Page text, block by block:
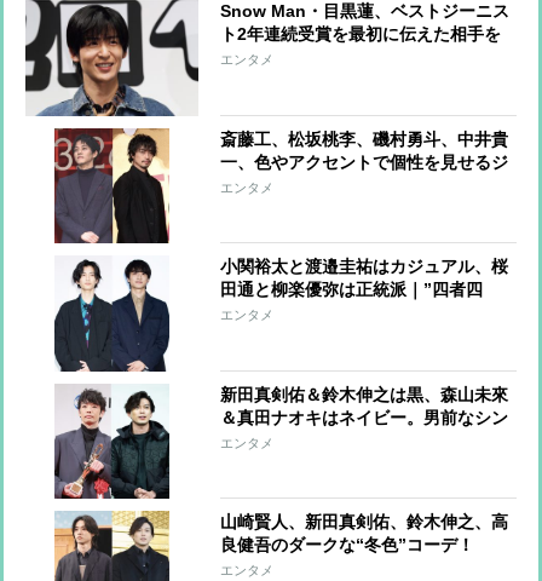
Snow Man・目黒蓮、ベストジーニス
ト2年連続受賞を最初に伝えた相手を
告白「喜んでくれていました」
エンタメ
斎藤工、松坂桃李、磯村勇斗、中井貴
一、色やアクセントで個性を見せるジ
ャケットコーデ
エンタメ
小関裕太と渡邉圭祐はカジュアル、桜
田通と柳楽優弥は正統派｜”四者四
様”のジャケットスタイル
エンタメ
新田真剣佑＆鈴木伸之は黒、森山未來
＆真田ナオキはネイビー。男前なシン
プルカラーコーデ
エンタメ
山崎賢人、新田真剣佑、鈴木伸之、高
良健吾のダークな“冬色”コーデ！
エンタメ